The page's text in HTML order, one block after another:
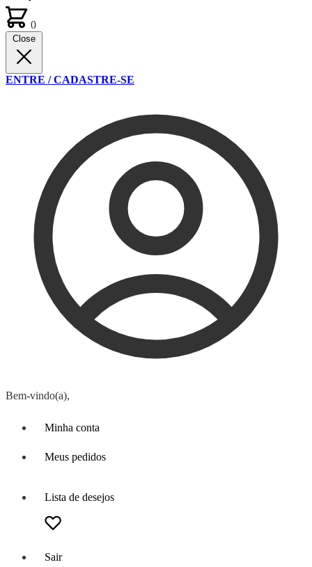
0
Close
ENTRE / CADASTRE-SE
Bem-vindo(a),
Minha conta
Meus pedidos
Lista de desejos
Sair